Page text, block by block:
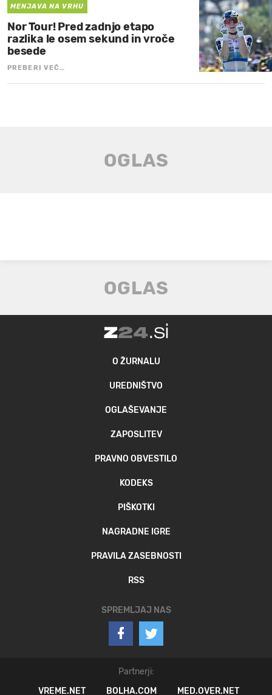
MENJAVA NA VRHU
Nor Tour! Pred zadnjo etapo
razlika le osem sekund in vroče
besede
PREBERI VEČ…
O ŽURNALU
UREDNIŠTVO
OGLAŠEVANJE
ZAPOSLITEV
PRAVNO OBVESTILO
KODEKS
PIŠKOTKI
NAGRADNE IGRE
PRAVILA ZASEBNOSTI
RSS
SPREMLJAJ NAS
Partnerji:
VREME.NET
BOLHA.COM MED.OVER.NET